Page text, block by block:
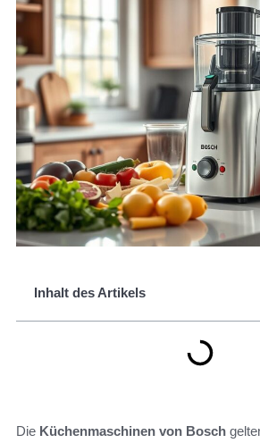
Inhalt des Artikels
Die Küchenmaschinen von Bosch